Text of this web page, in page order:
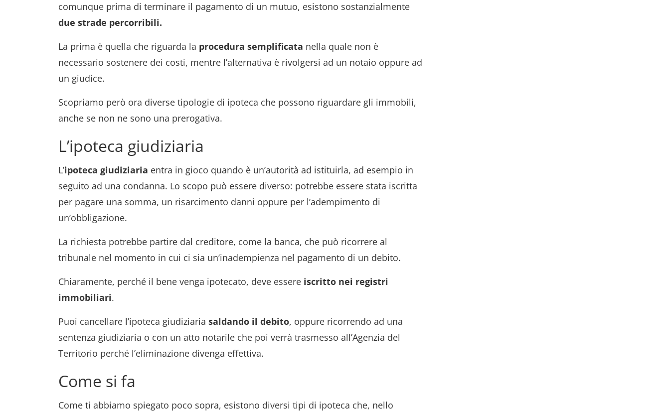
comunque prima di terminare il pagamento di un mutuo, esistono sostanzialmente
due strade percorribili.
La prima è quella che riguarda la procedura semplificata nella quale non è
necessario sostenere dei costi, mentre l’alternativa è rivolgersi ad un notaio oppure ad
un giudice.
Scopriamo però ora diverse tipologie di ipoteca che possono riguardare gli immobili,
anche se non ne sono una prerogativa.
L’ipoteca giudiziaria
L’ipoteca giudiziaria entra in gioco quando è un’autorità ad istituirla, ad esempio in
seguito ad una condanna. Lo scopo può essere diverso: potrebbe essere stata iscritta
per pagare una somma, un risarcimento danni oppure per l’adempimento di
un’obbligazione.
La richiesta potrebbe partire dal creditore, come la banca, che può ricorrere al
tribunale nel momento in cui ci sia un’inadempienza nel pagamento di un debito.
Chiaramente, perché il bene venga ipotecato, deve essere iscritto nei registri
immobiliari.
Puoi cancellare l’ipoteca giudiziaria saldando il debito, oppure ricorrendo ad una
sentenza giudiziaria o con un atto notarile che poi verrà trasmesso all’Agenzia del
Territorio perché l’eliminazione divenga effettiva.
Come si fa
Come ti abbiamo spiegato poco sopra, esistono diversi tipi di ipoteca che, nello